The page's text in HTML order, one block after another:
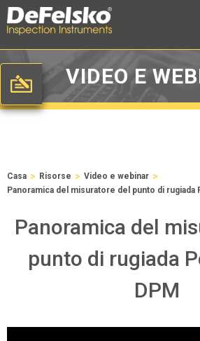
VIDEO E
Casa > Risorse > Video e webinar >
Panoramica del misuratore del punto di rugiada
Panoramica del
punto di rugiada
DPM